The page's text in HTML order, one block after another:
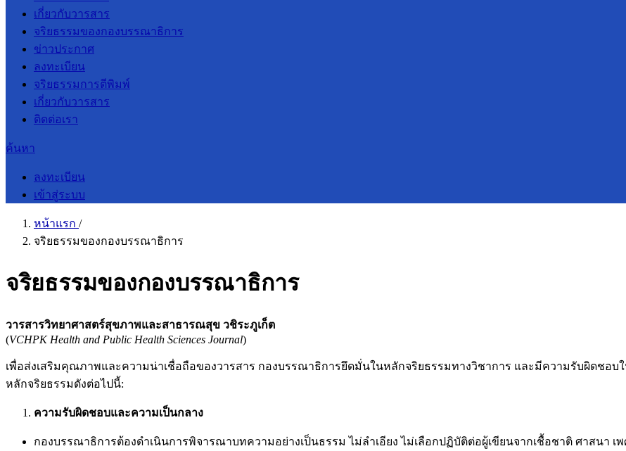
เกี่ยวกับวารสาร
จริยธรรมของกองบรรณาธิการ
ข่าวประกาศ
ลงทะเบียน
จริยธรรมการตีพิมพ์
เกี่ยวกับวารสาร
ติดต่อเรา
ค้นหา
ลงทะเบียน
เข้าสู่ระบบ
หน้าแรก /
จริยธรรมของกองบรรณาธิการ
จริยธรรมของกองบรรณาธิการ
วารสารวิทยาศาสตร์สุขภาพและสาธารณสุข วชิระภูเก็ต
(VCHPK Health and Public Health Sciences Journal)
เพื่อส่งเสริมคุณภาพและความน่าเชื่อถือของวารสาร กองบรรณาธิการยึดมั่นในหลักจริยธรรมทางวิชาการ และมีความรับผิดช
หลักจริยธรรมดังต่อไปนี้:
ความรับผิดชอบและความเป็นกลาง
กองบรรณาธิการต้องดำเนินการพิจารณาบทความอย่างเป็นธรรม ไม่ลำเอียง ไม่เลือกปฏิบัติต่อผู้เขียนจากเชื้อชาติ ศาสนา